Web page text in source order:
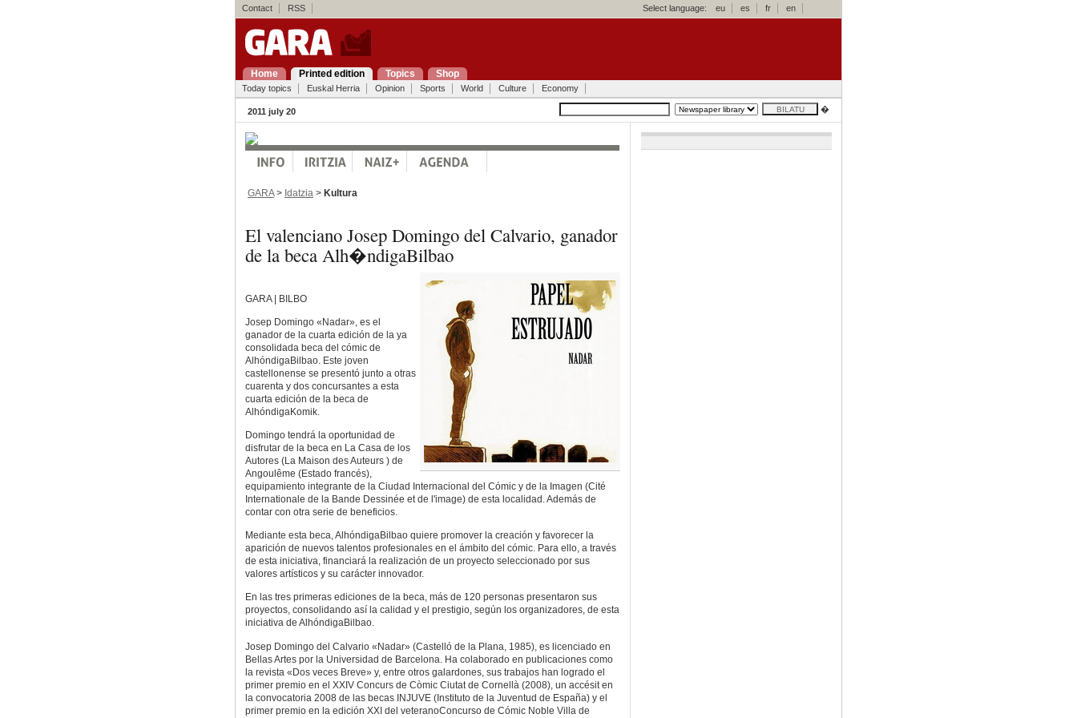
Contact RSS Select language: eu es fr en
Home Printed edition Topics Shop
Today topics Euskal Herria Opinion Sports World Culture Economy
2011 july 20 �
GARA> Idatzia > Kultura
El valenciano Josep Domingo del Calvario, ganador
de la beca Alh�ndigaBilbao
GARA | BILBO
Josep Domingo «Nadar», es el
ganador de la cuarta edición de la ya
consolidada beca del cómic de
AlhóndigaBilbao. Este joven
castellonense se presentó junto a otras
cuarenta y dos concursantes a esta
cuarta edición de la beca de
AlhóndigaKomik.
Domingo tendrá la oportunidad de
disfrutar de la beca en La Casa de los
Autores (La Maison des Auteurs ) de
Angoulême (Estado francés),
equipamiento integrante de la Ciudad Internacional del Cómic y de la Imagen (Cité
Internationale de la Bande Dessinée et de l'image) de esta localidad. Además de
contar con otra serie de beneficios.
Mediante esta beca, AlhóndigaBilbao quiere promover la creación y favorecer la
aparición de nuevos talentos profesionales en el ámbito del cómic. Para ello, a través
de esta iniciativa, financiará la realización de un proyecto seleccionado por sus
valores artísticos y su carácter innovador.
En las tres primeras ediciones de la beca, más de 120 personas presentaron sus
proyectos, consolidando así la calidad y el prestigio, según los organizadores, de esta
iniciativa de AlhóndigaBilbao.
Josep Domingo del Calvario «Nadar» (Castelló de la Plana, 1985), es licenciado en
Bellas Artes por la Universidad de Barcelona. Ha colaborado en publicaciones como
la revista «Dos veces Breve» y, entre otros galardones, sus trabajos han logrado el
primer premio en el XXIV Concurs de Còmic Ciutat de Cornellà (2008), un accésit en
la convocatoria 2008 de las becas INJUVE (Instituto de la Juventud de España) y el
primer premio en la edición XXI del veteranoConcurso de Cómic Noble Villa de